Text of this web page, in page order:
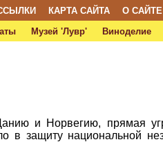
КАРТА САЙТА
О САЙТЕ
Музей 'Лувр' Виноделие
и Норвегию, прямая
в защиту национальной